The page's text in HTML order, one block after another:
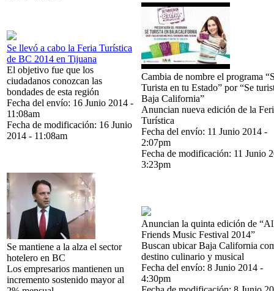
Se llevó a cabo la Feria Turística
de BC 2014 en Tijuana
El objetivo fue que los
ciudadanos conozcan las
bondades de esta región
Fecha del envío: 16 Junio 2014 -
11:08am
Fecha de modificación: 16 Junio
2014 - 11:08am
Cambia de nombre el programa
Turista en tu Estado” por “Se
Baja California”
Anuncian nueva edición de la
Turística
Fecha del envío: 11 Junio 2014 -
2:07pm
Fecha de modificación: 11 Junio
3:23pm
Se mantiene a la alza el sector
hotelero en BC
Los empresarios mantienen un
incremento sostenido mayor al
Anuncian la quinta edición de
Friends Music Festival 2014”
Buscan ubicar Baja California
destino culinario y musical
Fecha del envío: 8 Junio 2014 -
4:30pm